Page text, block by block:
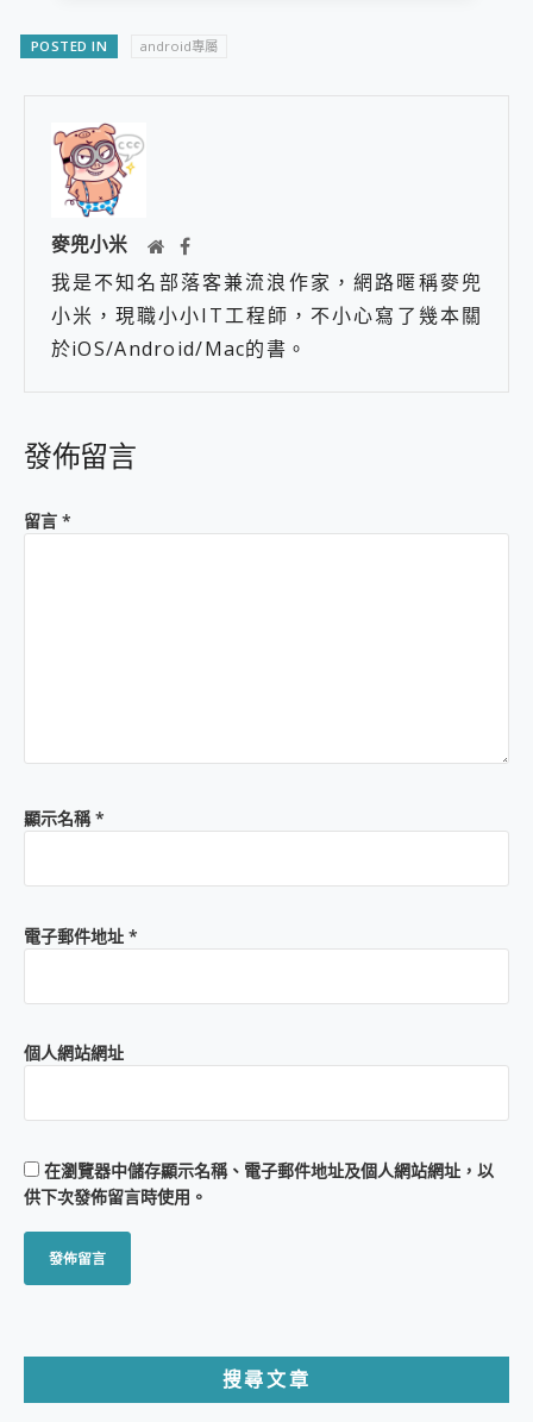
POSTED IN android專屬
麥兜小米
我是不知名部落客兼流浪作家，網路暱稱麥兜
小米，現職小小IT工程師，不小心寫了幾本關
於iOS/Android/Mac的書。
發佈留言
留言 *
顯示名稱*
電子郵件地址 *
個人網站網址
在瀏覽器中儲存顯示名稱、電子郵件地址及個人網站網址，以
供下次發佈留言時使用。
搜尋文章